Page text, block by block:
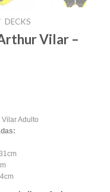
DECKS
Vilar –
Adulto